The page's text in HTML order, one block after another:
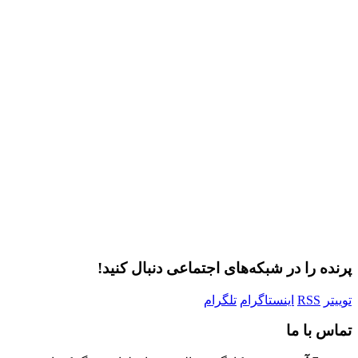
پرنده را در شبکه‌های اجتماعی دنبال کنید!
توییتر RSS اینستاگرام تلگرام
تماس با ما